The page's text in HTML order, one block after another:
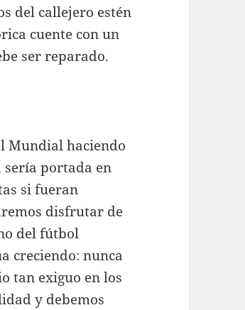
del callejero estén
cuente con un
ser reparado.
Mundial haciendo
portada en
si fueran
disfrutar de
del fútbol
creciendo: nunca
tan exiguo en los
y debemos